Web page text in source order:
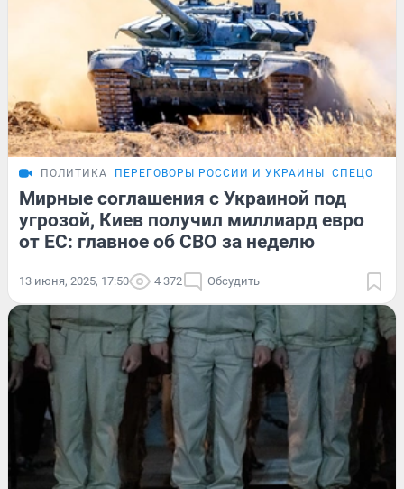
ПОЛИТИКА ПЕРЕГОВОРЫ РОССИИ И УКРАИНЫ
Мирные соглашения с Украиной под
угрозой, Киев получил миллиард евро
от ЕС: главное об СВО за неделю
13 июня, 2025, 17:50 4 372 Обсудить